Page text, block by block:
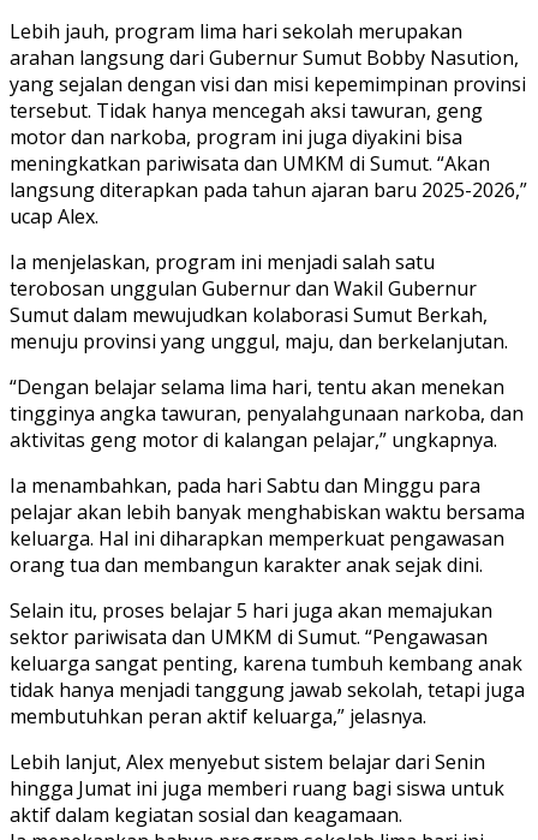
Lebih jauh, program lima hari sekolah merupakan
arahan langsung dari Gubernur Sumut Bobby Nasution,
yang sejalan dengan visi dan misi kepemimpinan provinsi
tersebut. Tidak hanya mencegah aksi tawuran, geng
motor dan narkoba, program ini juga diyakini bisa
meningkatkan pariwisata dan UMKM di Sumut. “Akan
langsung diterapkan pada tahun ajaran baru 2025-2026,”
ucap Alex.
Ia menjelaskan, program ini menjadi salah satu
terobosan unggulan Gubernur dan Wakil Gubernur
Sumut dalam mewujudkan kolaborasi Sumut Berkah,
menuju provinsi yang unggul, maju, dan berkelanjutan.
“Dengan belajar selama lima hari, tentu akan menekan
tingginya angka tawuran, penyalahgunaan narkoba, dan
aktivitas geng motor di kalangan pelajar,” ungkapnya.
Ia menambahkan, pada hari Sabtu dan Minggu para
pelajar akan lebih banyak menghabiskan waktu bersama
keluarga. Hal ini diharapkan memperkuat pengawasan
orang tua dan membangun karakter anak sejak dini.
Selain itu, proses belajar 5 hari juga akan memajukan
sektor pariwisata dan UMKM di Sumut. “Pengawasan
keluarga sangat penting, karena tumbuh kembang anak
tidak hanya menjadi tanggung jawab sekolah, tetapi juga
membutuhkan peran aktif keluarga,” jelasnya.
Lebih lanjut, Alex menyebut sistem belajar dari Senin
hingga Jumat ini juga memberi ruang bagi siswa untuk
aktif dalam kegiatan sosial dan keagamaan.